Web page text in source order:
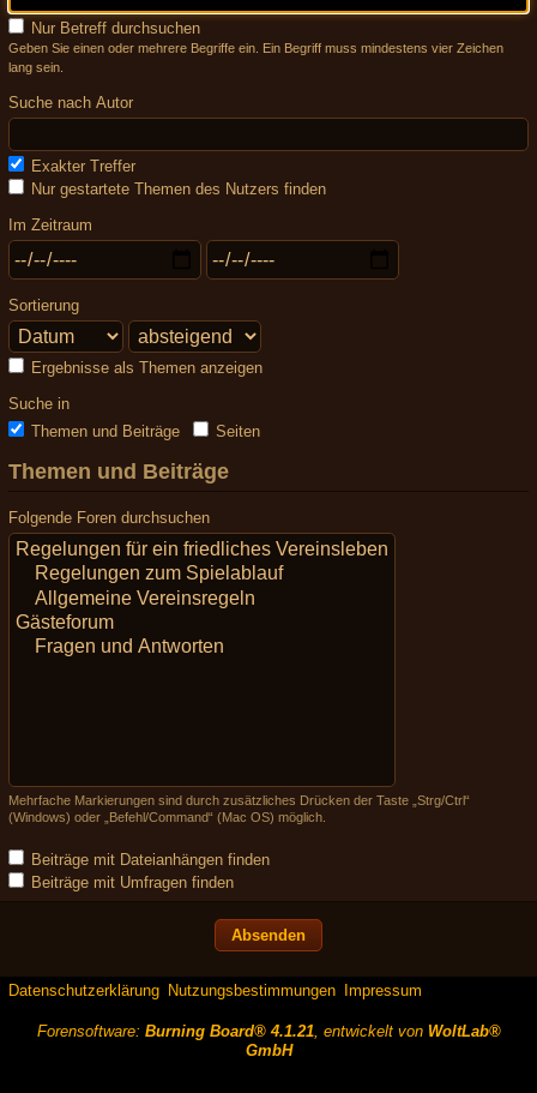
Nur Betreff durchsuchen
Geben Sie einen oder mehrere Begriffe ein. Ein Begriff muss mindestens vier Zeichen
lang sein.
Suche nach Autor
Exakter Treffer
Nur gestartete Themen des Nutzers finden
Im Zeitraum
Sortierung
Ergebnisse als Themen anzeigen
Suche in
Themen und Beiträge
Seiten
Themen und Beiträge
Folgende Foren durchsuchen
Mehrfache Markierungen sind durch zusätzliches Drücken der Taste „Strg/Ctrl“
(Windows) oder „Befehl/Command“ (Mac OS) möglich.
Beiträge mit Dateianhängen finden
Beiträge mit Umfragen finden
Datenschutzerklärung Nutzungsbestimmungen Impressum
Forensoftware: Burning Board® 4.1.21, entwickelt von WoltLab®
GmbH